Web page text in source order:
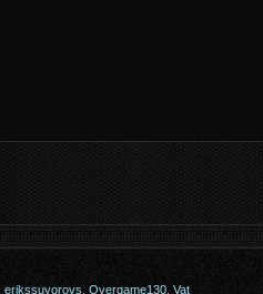
erikssuvorovs Overgame130 Vat